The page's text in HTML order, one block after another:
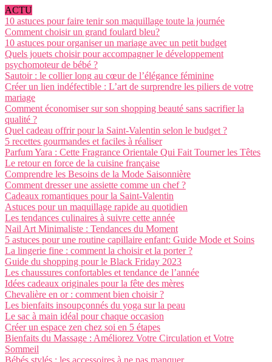
ACTU
10 astuces pour faire tenir son maquillage toute la journée
Comment choisir un grand foulard bleu?
10 astuces pour organiser un mariage avec un petit budget
Quels jouets choisir pour accompagner le développement
psychomoteur de bébé ?
Sautoir : le collier long au cœur de l’élégance féminine
Créer un lien indéfectible : L’art de surprendre les piliers de votre
mariage
Comment économiser sur son shopping beauté sans sacrifier la
qualité ?
Quel cadeau offrir pour la Saint-Valentin selon le budget ?
5 recettes gourmandes et faciles à réaliser
Parfum Yara : Cette Fragrance Orientale Qui Fait Tourner les Têtes
Le retour en force de la cuisine française
Comprendre les Besoins de la Mode Saisonnière
Comment dresser une assiette comme un chef ?
Cadeaux romantiques pour la Saint-Valentin
Astuces pour un maquillage rapide au quotidien
Les tendances culinaires à suivre cette année
Nail Art Minimaliste : Tendances du Moment
5 astuces pour une routine capillaire enfant: Guide Mode et Soins
La lingerie fine : comment la choisir et la porter ?
Guide du shopping pour le Black Friday 2023
Les chaussures confortables et tendance de l’année
Idées cadeaux originales pour la fête des mères
Chevalière en or : comment bien choisir ?
Les bienfaits insoupçonnés du yoga sur la peau
Le sac à main idéal pour chaque occasion
Créer un espace zen chez soi en 5 étapes
Bienfaits du Massage : Améliorez Votre Circulation et Votre
Sommeil
Bébés stylés : les accessoires à ne pas manquer